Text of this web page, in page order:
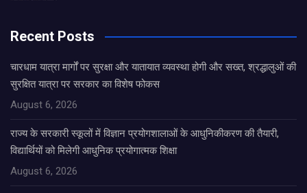
Recent Posts
चारधाम यात्रा मार्गों पर सुरक्षा और यातायात व्यवस्था होगी और सख्त, श्रद्धालुओं की
सुरक्षित यात्रा पर सरकार का विशेष फोकस
August 6, 2026
राज्य के सरकारी स्कूलों में विज्ञान प्रयोगशालाओं के आधुनिकीकरण की तैयारी,
विद्यार्थियों को मिलेगी आधुनिक प्रयोगात्मक शिक्षा
August 6, 2026